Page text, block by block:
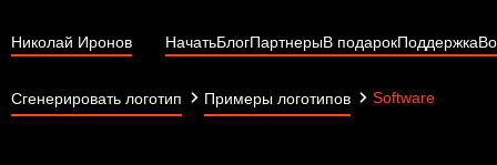
Николай Иронов НачатьБлогПартнерыВ подарокПоддержка
Сгенерировать логотип Примеры логотипов Software